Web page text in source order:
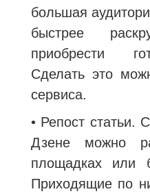
большая
быстрее
приобрести
Сделать это
сервиса.
• Репост статьи.
Дзене можно
площадках или
Приходящие по